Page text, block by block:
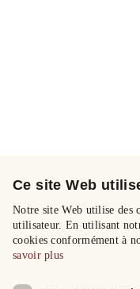
Ce site Web
Notre site Web utilise des
utilisateur. En utilisant
cookies conformément à
savoir plus